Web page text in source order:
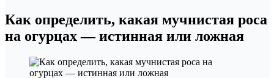
Как определить, какая мучнистая роса
на огурцах — истинная или ложная